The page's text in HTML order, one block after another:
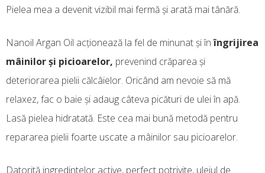
Pielea mea a devenit vizibil mai fermă și arată mai tânără.
Nanoil Argan Oil acționează la fel de minunat și înîngrijirea
mâinilor și picioarelor, prevenind crăparea și
deteriorarea pielii călcâielor. Oricând am nevoie să mă
relaxez, fac o baie și adaug câteva picături de ulei în apă.
Lasă pielea hidratată. Este cea mai bună metodă pentru
repararea pielii foarte uscate a mâinilor sau picioarelor.
Datorită ingredintelor active, perfect potrivite, uleiul de